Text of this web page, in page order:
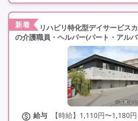
新着
リハビリ特化型デイサービス
の介護職員・ヘルパー(パート・アル
給与
【時給】1,110円〜1,180円